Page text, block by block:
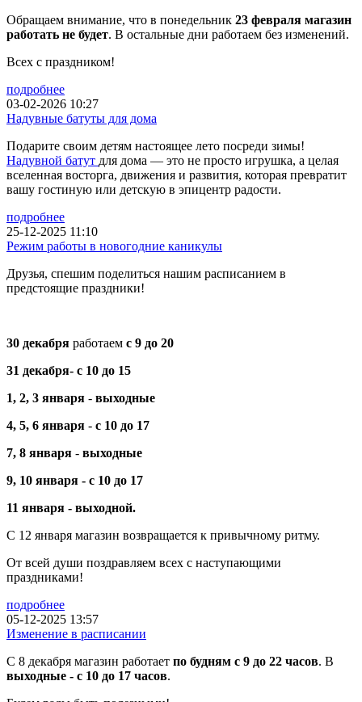
Обращаем внимание, что в понедельник 23 февраля магазин
работать не будет. В остальные дни работаем без изменений.
Всех с праздником!
подробнее
03-02-2026 10:27
Надувные батуты для дома
Подарите своим детям настоящее лето посреди зимы!
Надувной батут для дома — это не просто игрушка, а целая
вселенная восторга, движения и развития, которая превратит
вашу гостиную или детскую в эпицентр радости.
подробнее
25-12-2025 11:10
Режим работы в новогодние каникулы
Друзья, спешим поделиться нашим расписанием в
предстоящие праздники!
30 декабря работаем с 9 до 20
31 декабря- с 10 до 15
1, 2, 3 января - выходные
4, 5, 6 января - с 10 до 17
7, 8 января - выходные
9, 10 января - с 10 до 17
11 января - выходной.
С 12 января магазин возвращается к привычному ритму.
От всей души поздравляем всех с наступающими
праздниками!
подробнее
05-12-2025 13:57
Изменение в расписании
С 8 декабря магазин работает по будням с 9 до 22 часов. В
выходные - с 10 до 17 часов.